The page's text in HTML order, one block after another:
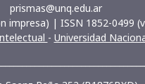
prismas@unq.edu.ar
impresa) | ISSN 1852-0499
- Universidad